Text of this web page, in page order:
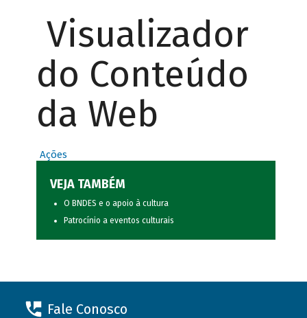
Visualizador
do Conteúdo
da Web
Ações
VEJA TAMBÉM
O BNDES e o apoio à cultura
Patrocínio a eventos culturais
Fale Conosco